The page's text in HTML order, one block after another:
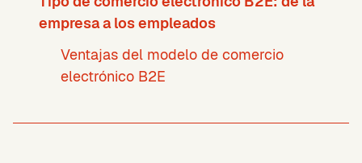
empresa a los empleados
Ventajas del modelo de comercio
electrónico B2E